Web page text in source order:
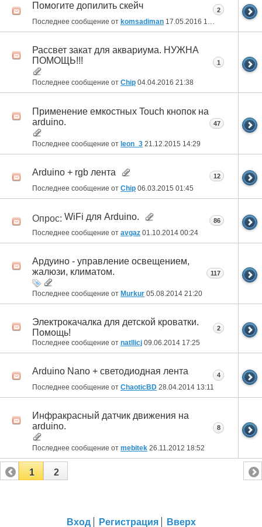
Помогите допилить скейч
Последнее сообщение от komsadiman 17.05.2016 16:26
2
Рассвет закат для аквариума. НУЖНА
ПОМОЩЬ!!!
Последнее сообщение от Chip 04.04.2016 21:38
1
Применение емкостных Touch кнопок на
arduino.
Последнее сообщение от leon_3 21.12.2015 14:29
47
Arduino + rgb лента
Последнее сообщение от Chip 06.03.2015 01:45
12
Опрос: WiFi для Arduino.
Последнее сообщение от avgaz 01.10.2014 00:24
86
Ардуино - управление освещением,
жалюзи, климатом.
Последнее сообщение от Murkur 05.08.2014 21:20
117
Электрокачалка для детской кроватки.
Помощь!
Последнее сообщение от natllicj 09.06.2014 17:25
2
Arduino Nano + светодиодная лента
Последнее сообщение от ChaoticBD 28.04.2014 13:11
4
Инфракрасный датчик движения на
arduino.
Последнее сообщение от mebitek 26.11.2012 18:52
8
1 2
Вход Регистрация Вверх